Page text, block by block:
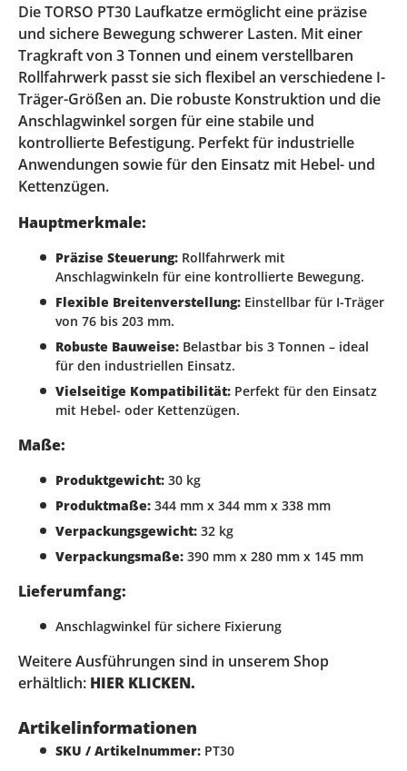
Die TORSO PT30 Laufkatze ermöglicht eine präzise
und sichere Bewegung schwerer Lasten. Mit einer
Tragkraft von 3 Tonnen und einem verstellbaren
Rollfahrwerk passt sie sich flexibel an verschiedene I-
Träger-Größen an. Die robuste Konstruktion und die
Anschlagwinkel sorgen für eine stabile und
kontrollierte Befestigung. Perfekt für industrielle
Anwendungen sowie für den Einsatz mit Hebel- und
Kettenzügen.
Hauptmerkmale:
Präzise Steuerung: Rollfahrwerk mit
Anschlagwinkeln für eine kontrollierte Bewegung.
Flexible Breitenverstellung: Einstellbar für I-Träger
von 76 bis 203 mm.
Robuste Bauweise: Belastbar bis 3 Tonnen – ideal
für den industriellen Einsatz.
Vielseitige Kompatibilität: Perfekt für den Einsatz
mit Hebel- oder Kettenzügen.
Maße:
Produktgewicht: 30 kg
Produktmaße: 344 mm x 344 mm x 338 mm
Verpackungsgewicht: 32 kg
Verpackungsmaße: 390 mm x 280 mm x 145 mm
Lieferumfang:
Anschlagwinkel für sichere Fixierung
Weitere Ausführungen sind in unserem Shop
erhältlich: HIER KLICKEN.
Artikelinformationen
SKU / Artikelnummer: PT30